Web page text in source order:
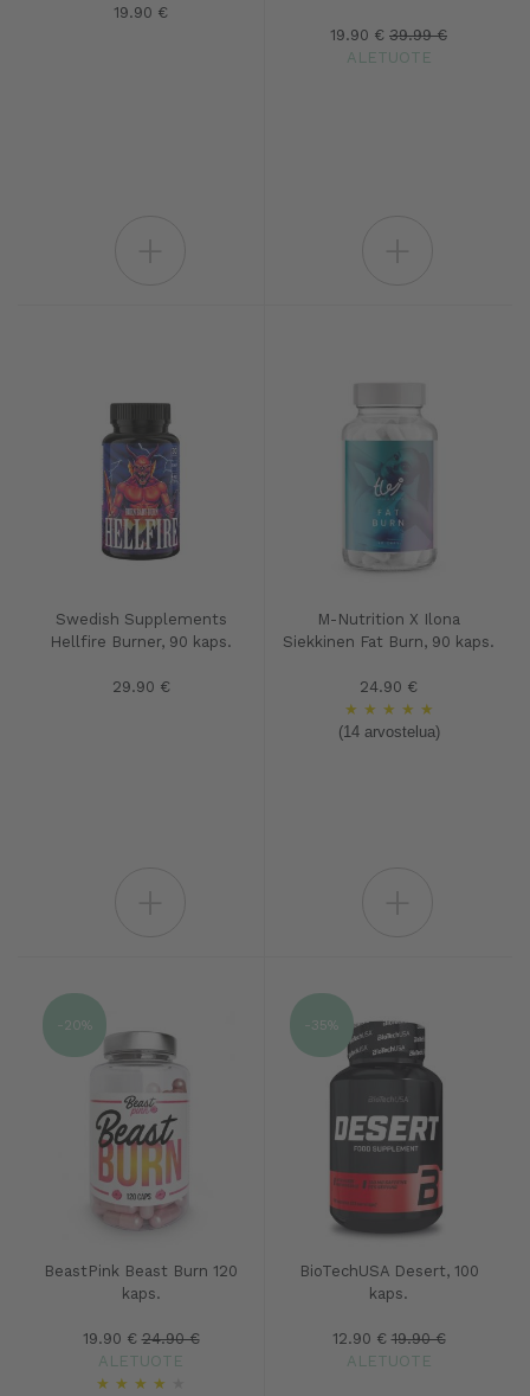
19.90 €
19.90 € 39.99 €
ALETUOTE
Swedish Supplements
Hellfire Burner, 90 kaps.
29.90 €
M-Nutrition X Ilona
Siekkinen Fat Burn, 90 kaps.
24.90 €
★ ★ ★ ★ ★
(14 arvostelua)
BeastPink Beast Burn 120
kaps.
19.90 € 24.90 €
ALETUOTE
★ ★ ★ ★
-20%
BioTechUSA Desert, 100
kaps.
12.90 € 19.90 €
ALETUOTE
-35%